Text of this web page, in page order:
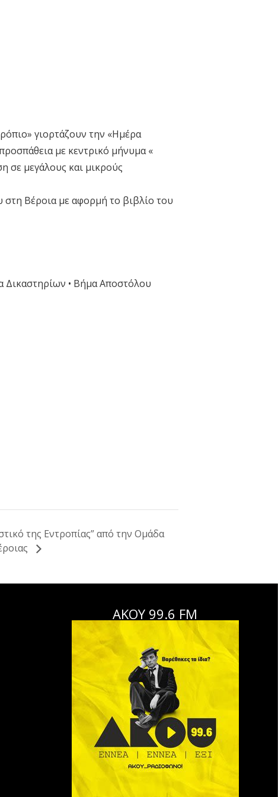
γιορτάζουν την «Ημέρα
με κεντρικό μήνυμα «
σε μεγάλους και μικρούς
στη Βέροια με αφορμή το βιβλίο του
Δικαστηρίων • Βήμα Αποστόλου
της Εντροπίας” από την Ομάδα
ΑΚΟΥ 99.6 FM